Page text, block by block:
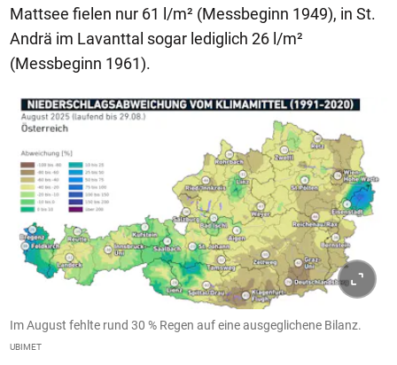
Mattsee fielen nur 61 l/m² (Messbeginn 1949), in St.
Andrä im Lavanttal sogar lediglich 26 l/m²
(Messbeginn 1961).
Im August fehlte rund 30 % Regen auf eine ausgeglichene Bilanz.
UBIMET